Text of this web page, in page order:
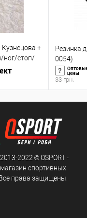
+
ног/стоп/
Резинка
0054)
цены
33 грн.
2022 © OSPORT -
спортивных
права защищены.